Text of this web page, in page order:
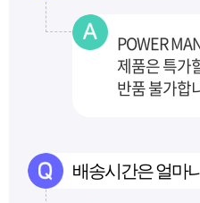
POWER
제품은 특가
반품 불가합
배송시간은 얼마